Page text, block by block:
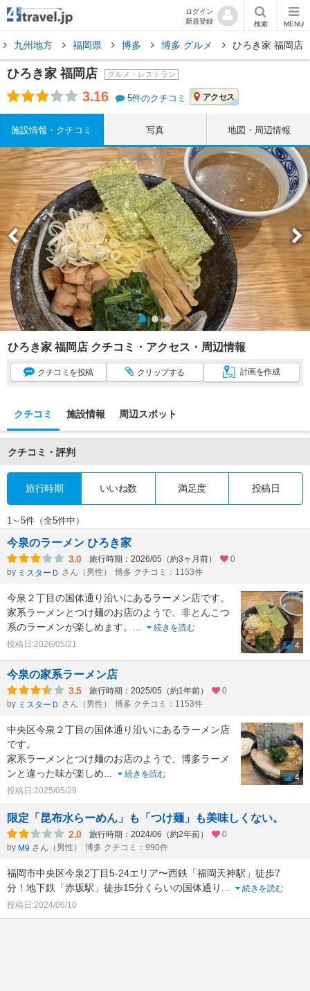
ログイン
新規登録
検索 MENU
九州地方 福岡県 博多 博多 グルメ ひろき家 福岡店
ひろき家 福岡店 グルメ・レストラン
3.16 5件のクチコミ アクセス
施設情報・クチコミ 写真 地図・周辺情報
ひろき家 福岡店 クチコミ・アクセス・周辺情報
クチコミ を投稿 クリップする 計画を作成
クチコミ 施設情報 周辺スポット
クチコミ・評判
旅行時期 いいね数 満足度 投稿日
1～5件（全5件中）
今泉のラーメン ひろき家
3.0 旅行時期：2026/05（約3ヶ月前）
0
by ミスターＤ さん（男性） 博多 クチコミ：1153件
今泉２丁目の国体通り沿いにあるラーメン店です。
家系ラーメンとつけ麺のお店のようで、非とんこつ
系のラーメンが楽しめます。 ...
続きを読む
投稿日:2026/05/21
4
今泉の家系ラーメン店
3.5 旅行時期：2025/05（約1年前）
0
by ミスターＤ さん（男性） 博多 クチコミ：1153件
中央区今泉２丁目の国体通り沿いにあるラーメン店
です。
家系ラーメンとつけ麺のお店のようで、博多ラーメ
ンと違った味が楽しめ...
続きを読む
投稿日:2025/05/29
4
限定「昆布水らーめん」も「つけ麺」も美味しくない。
2.0 旅行時期：2024/06（約2年前）
0
by M9 さん（男性） 博多 クチコミ：990件
福岡市中央区今泉2丁目5-24エリア〜西鉄「福岡天神駅」徒歩7
分！地下鉄「赤坂駅」徒歩15分くらいの国体通り ...
続きを読む
投稿日:2024/06/10